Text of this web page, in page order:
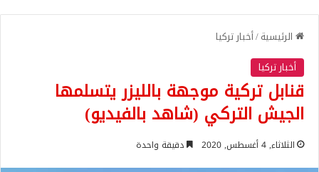
الرئيسية/أخبار تركيا
أخبار تركيا
قنابل تركية موجهة بالليزر يتسلمها
الجيش التركي (شاهد بالفيديو)
الثلاثاء, 4 أغسطس, 2020 دقيقة واحدة